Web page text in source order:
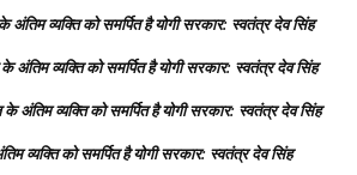
अंतिम व्यक्ति को समर्पित है योगी सरकार: स्वतंत्र देव सिंह
अंतिम व्यक्ति को समर्पित है योगी सरकार: स्वतंत्र देव सिंह
अंतिम व्यक्ति को समर्पित है योगी सरकार: स्वतंत्र देव सिंह
व्यक्ति को समर्पित है योगी सरकार: स्वतंत्र देव सिंह